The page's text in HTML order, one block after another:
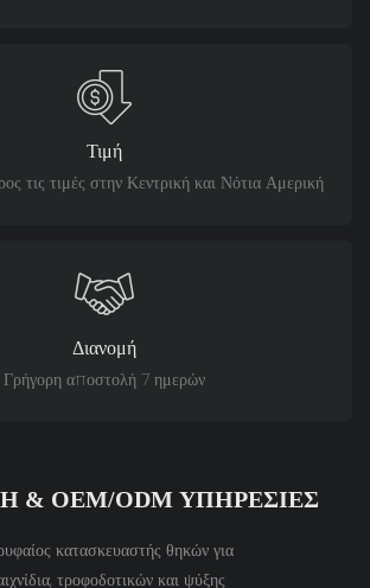
Τιμή
τις τιμές στην Κεντρική και Νότια Αμερική
Διανομή
Γρήγορη αποστολή 7 ημερών
& OEM/ODM ΥΠΗΡΕΣΊΕΣ
κατασκευαστής θηκών για
τροφοδοτικών και ψύξης